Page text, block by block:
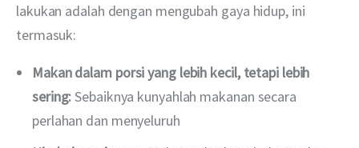
lakukan adalah dengan mengubah gaya hidup, ini
termasuk:
Makan dalam porsi yang lebih kecil, tetapi lebih
sering:Sebaiknya kunyahlah makanan secara
perlahan dan menyeluruh